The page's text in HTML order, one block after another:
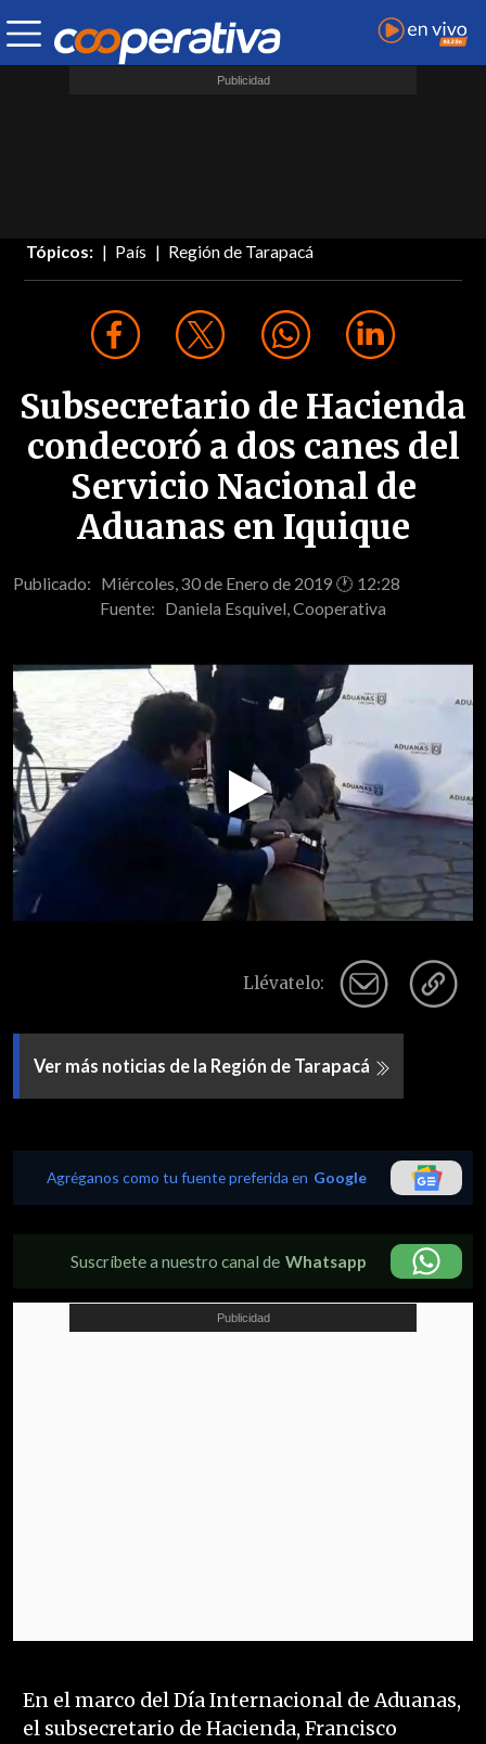
Tópicos: País Región de Tarapacá
Subsecretario de Hacienda
condecoró a dos canes del
Servicio Nacional de
Aduanas en Iquique
Publicado: Miércoles, 30 de Enero de 2019 🕐 12:28
Fuente: Daniela Esquivel, Cooperativa
Play
Video
Llévatelo:
Ver más noticias de la Región de Tarapacá
Agréganos como tu fuente preferida en Google
Suscríbete a nuestro canal de Whatsapp
En el marco del Día Internacional de Aduanas,
el subsecretario de Hacienda, Francisco